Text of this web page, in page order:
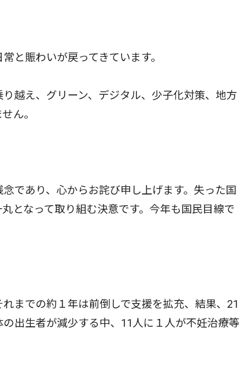
と賑わいが戻ってきています。
越え、グリーン、デジタル、少子化対策、地方
ん。
であり、心からお詫び申し上げます。失った国
となって取り組む決意です。今年も国民目線で
までの約１年は前倒しで支援を拡充、結果、21
出生者が減少する中、11人に１人が不妊治療等